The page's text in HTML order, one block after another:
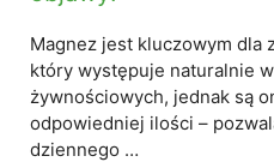
Magnez jest kluczowym dla
który występuje naturalnie
żywnościowych, jednak są
odpowiedniej ilości –
dziennego …